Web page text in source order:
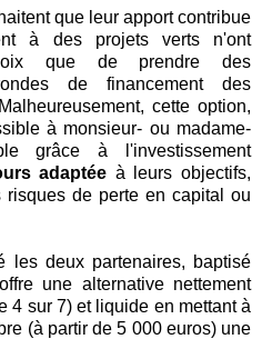
que leur apport contribue
à des projets verts n'ont
que de prendre des
de financement des
cette option,
à monsieur- ou madame-
grâce à l'investissement
adaptée à leurs objectifs,
de perte en capital ou
les deux partenaires, baptisé
une alternative nettement
4 sur 7) et liquide en mettant à
(à partir de 5 000 euros) une